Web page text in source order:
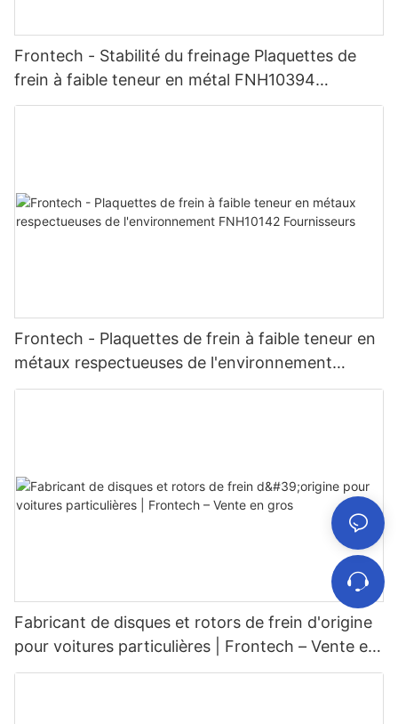
Frontech - Stabilité du freinage Plaquettes de
frein à faible teneur en métal FNH10394
Fournisseurs
Frontech - Plaquettes de frein à faible teneur en
métaux respectueuses de l'environnement
FNH10142 Fournisseurs
Fabricant de disques et rotors de frein d'origine
pour voitures particulières | Frontech – Vente en
gros